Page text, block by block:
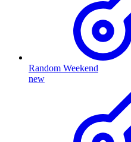
Random Weekend
new